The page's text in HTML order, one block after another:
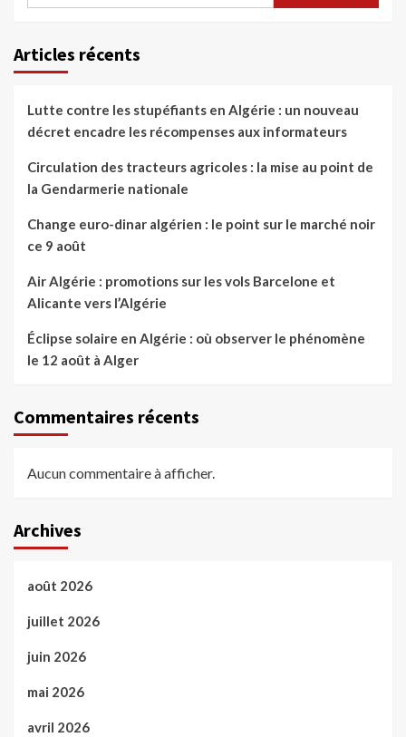
Articles récents
Lutte contre les stupéfiants en Algérie : un nouveau
décret encadre les récompenses aux informateurs
Circulation des tracteurs agricoles : la mise au point de
la Gendarmerie nationale
Change euro-dinar algérien : le point sur le marché noir
ce 9 août
Air Algérie : promotions sur les vols Barcelone et
Alicante vers l’Algérie
Éclipse solaire en Algérie : où observer le phénomène
le 12 août à Alger
Commentaires récents
Aucun commentaire à afficher.
Archives
août 2026
juillet 2026
juin 2026
mai 2026
avril 2026